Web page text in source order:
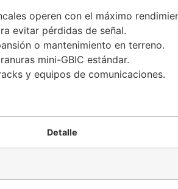
operen con el máximo
evitar pérdidas de señal.
o mantenimiento en terreno.
mini-GBIC estándar.
y equipos de comunicaciones.
Detalle